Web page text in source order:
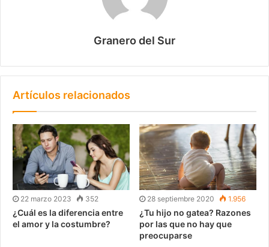
Granero del Sur
Artículos relacionados
22 marzo 2023 352
¿Cuál es la diferencia entre
el amor y la costumbre?
28 septiembre 2020 1.956
¿Tu hijo no gatea? Razones
por las que no hay que
preocuparse